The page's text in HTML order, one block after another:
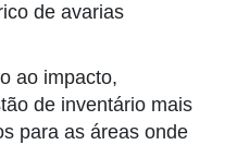
de avarias
ao impacto,
de inventário mais
para as áreas onde